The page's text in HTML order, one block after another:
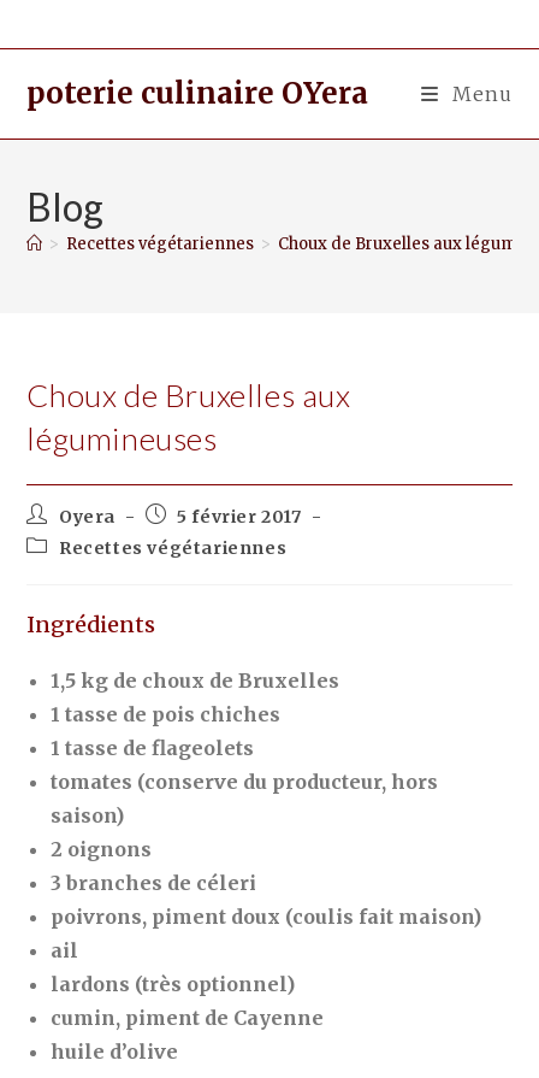
poterie culinaire OYera Menu
Blog
> Recettes végétariennes > Choux de Bruxelles aux
Choux de Bruxelles aux
légumineuses
Oyera
5 février 2017
Recettes végétariennes
Ingrédients
1,5 kg de choux de Bruxelles
1 tasse de pois chiches
1 tasse de flageolets
tomates (conserve du producteur, hors
saison)
2 oignons
3 branches de céleri
poivrons, piment doux (coulis fait maison)
ail
lardons (très optionnel)
cumin, piment de Cayenne
huile d’olive